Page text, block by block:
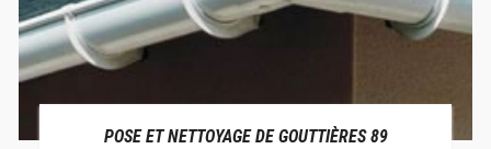
POSE ET NETTOYAGE DE GOUTTIÈRES 89